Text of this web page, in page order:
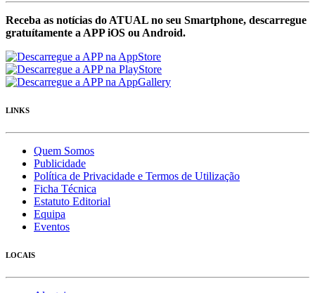
Receba as notícias do ATUAL no seu Smartphone, descarregue
gratuítamente a APP iOS ou Android.
LINKS
Quem Somos
Publicidade
Política de Privacidade e Termos de Utilização
Ficha Técnica
Estatuto Editorial
Equipa
Eventos
LOCAIS